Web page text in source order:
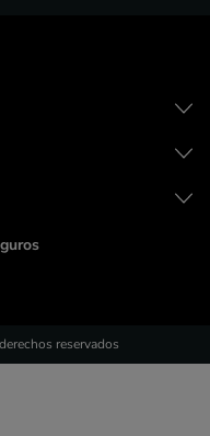
reservados